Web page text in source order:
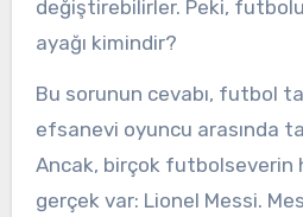
değiştirebilirler. Peki,
ayağı kimindir?
Bu sorunun cevabı, futbol
efsanevi oyuncu arasında
Ancak, birçok futbolseverin
gerçek var: Lionel Messi.